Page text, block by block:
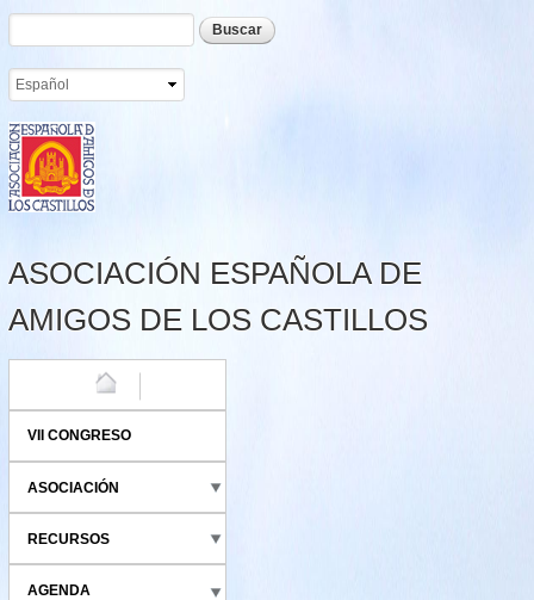
Pasar al
contenido
Formulario de búsqueda
Buscar
ASOCIACIÓN ESPAÑOLA DE
AMIGOS DE LOS CASTILLOS
VII CONGRESO
ASOCIACIÓN
RECURSOS
AGENDA